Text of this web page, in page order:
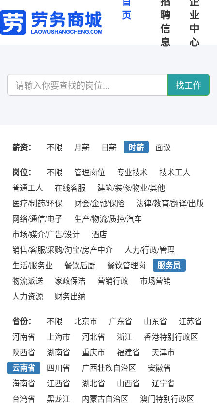
页
聘
信
息
业
中
心
找工作
薪资： 不限 月薪 日薪 时薪 面议
岗位： 不限 管理岗位 专业技术
技术工人
普通工人
在线客服
建筑/装修/物业/其他
医疗/制药/环保
财会/金融/保险
法律/教育/翻译/出版
网络/通信/电子
生产/物流/质控/汽车
市场/媒介/广告/设计
酒店
销售/客服/采购/淘宝/房产中介
人力/行政/管理
生活/服务业
餐饮后厨 餐饮管理岗
服务员
物流派送
家政保洁 营销行政
市场营销
人力资源
财务出纳
省份： 不限 北京市 广东省 山东省
江苏省
河南省
上海市 河北省 浙江
香港特别行政区
陕西省
湖南省 重庆市 福建省
天津市
云南省
四川省 广西壮族自治区
安徽省
海南省
江西省 湖北省 山西省
辽宁省
台湾省
黑龙江 内蒙古自治区
澳门特别行政区